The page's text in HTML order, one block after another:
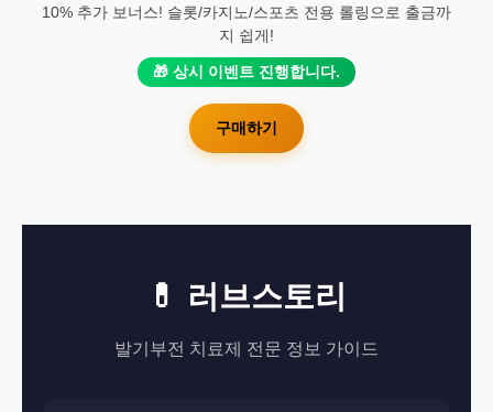
10% 추가 보너스! 슬롯/카지노/스포츠 전용 롤링으로 출금까
지 쉽게!
🎁 상시 이벤트 진행합니다.
구매하기
💊 러브스토리
발기부전 치료제 전문 정보 가이드